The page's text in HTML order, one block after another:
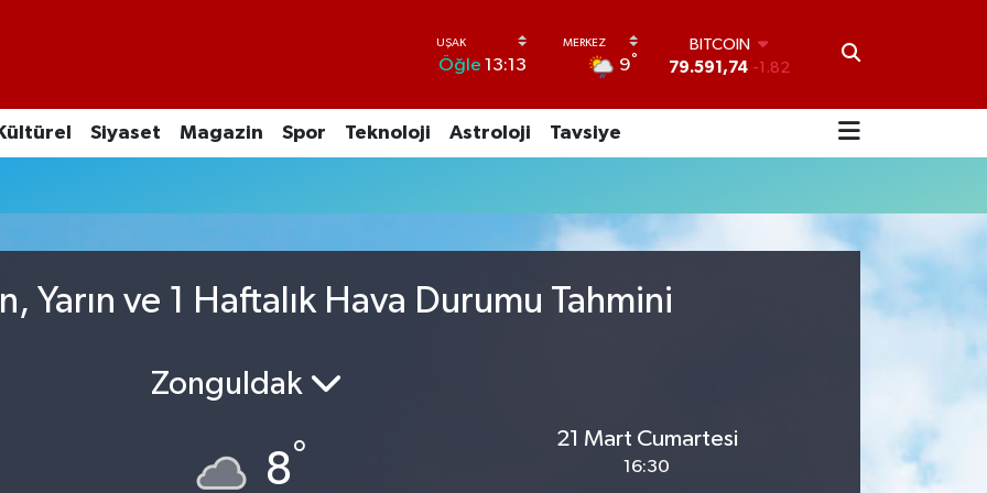
Öğle 13:13 9°
BITCOIN
79.591,74 -1.82
45,43620 0.02
53,38690 0.19
6862,09000 0.19
Kültürel Siyaset Magazin Spor Teknoloji Astroloji Tavsiye
Yarın ve 1 Haftalık Hava Durumu Tahmini
Zonguldak
8°
21 Mart Cumartesi
16:30